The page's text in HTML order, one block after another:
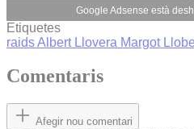
Google Adsense està
Etiquetes
raidsAlbert Llovera Margot
Comentaris
Afegir nou comentari